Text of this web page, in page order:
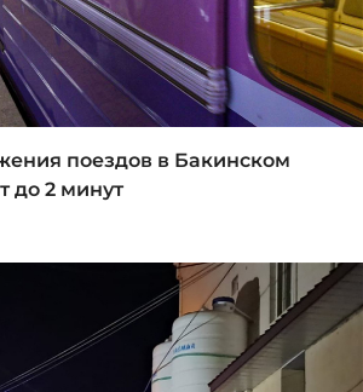
поездов в Бакинском
до 2 минут